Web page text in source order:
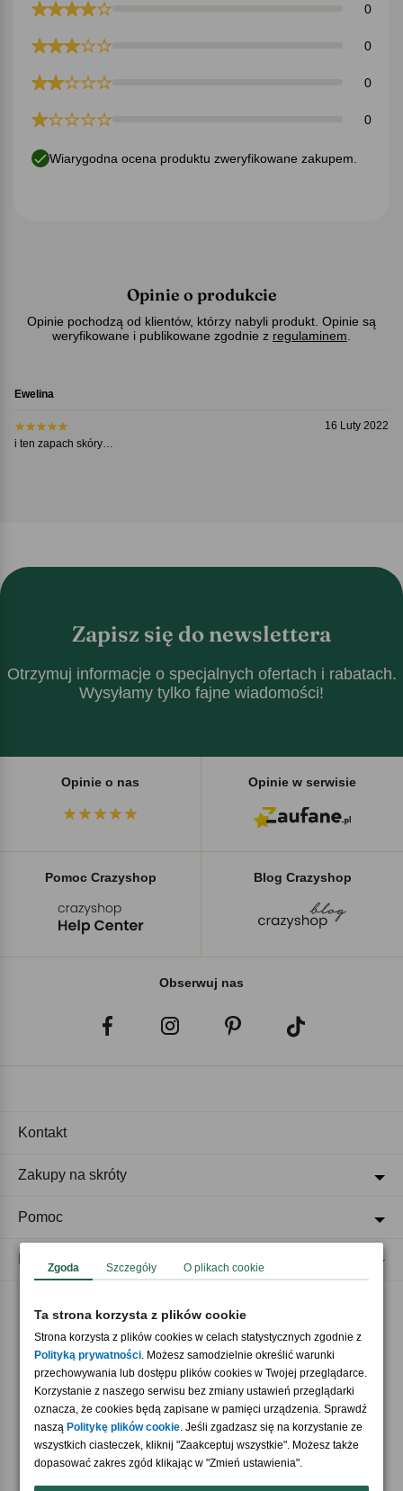
0
0
0
0
Wiarygodna ocena produktu zweryfikowane zakupem.
Opinie o produkcie
Opinie pochodzą od klientów, którzy nabyli produkt. Opinie są
weryfikowane i publikowane zgodnie z regulaminem
Ewelina
16 Luty 2022
i ten zapach skóry…
Zapisz się do newslettera
Otrzymuj informacje o specjalnych ofertach i rabatach.
Wysyłamy tylko fajne wiadomości!
Opinie o nas Opinie w serwisie
Pomoc Crazyshop Blog Crazyshop
Obserwuj nas
Akceptujemy płatności
Nasi partnerzy
Kontakt
Zakupy na skróty
Pomoc
Zgoda Szczegóły O plikach cookie
Ta strona korzysta z plików cookie
Strona korzysta z plików cookies w celach statystycznych zgodnie z
Polityką prywatności. Możesz samodzielnie określić warunki
przechowywania lub dostępu plików cookies w Twojej przeglądarce.
Korzystanie z naszego serwisu bez zmiany ustawień przeglądarki
oznacza, że cookies będą zapisane w pamięci urządzenia. Sprawdź
naszą Politykę plików cookie. Jeśli zgadzasz się na korzystanie ze
wszystkich ciasteczek, kliknij "Zaakceptuj wszystkie". Możesz także
dopasować zakres zgód klikając w "Zmień ustawienia".